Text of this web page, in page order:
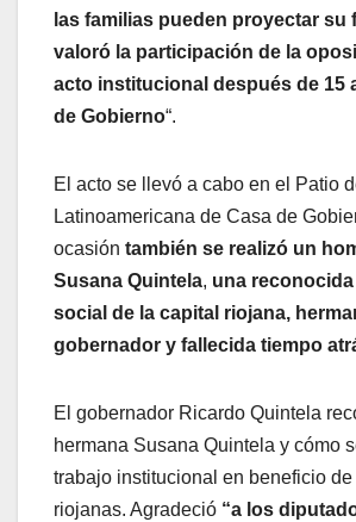
las familias pueden proyectar su
valoró la participación de la
acto institucional después de 15
de Gobierno“.
El acto se llevó a cabo en el Patio
Latinoamericana de Casa de
ocasión también se realizó un
Susana Quintela, una
social de la capital riojana,
gobernador y fallecida tiempo
El gobernador Ricardo Quintela
hermana Susana Quintela y cómo
trabajo institucional en beneficio
riojanas. Agradeció “a los